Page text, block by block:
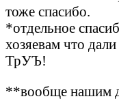
тоже спасибо.
*отдельное
хозяевам что
ТрУЪ!
**вообще нашим